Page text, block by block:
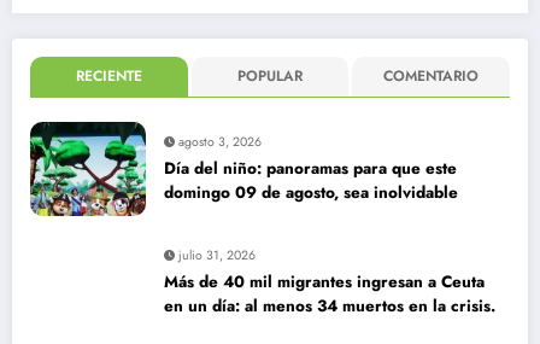
RECIENTE POPULAR COMENTARIO
agosto 3, 2026
Día del niño: panoramas para que este
domingo 09 de agosto, sea inolvidable
julio 31, 2026
Más de 40 mil migrantes ingresan a Ceuta
en un día: al menos 34 muertos en la crisis.